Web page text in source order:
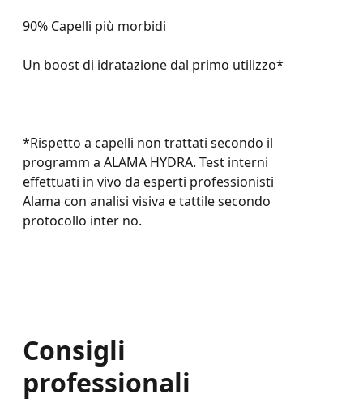
90% Capelli più morbidi
Un boost di idratazione dal primo utilizzo*
*Rispetto a capelli non trattati secondo il
programm a ALAMA HYDRA. Test interni
effettuati in vivo da esperti professionisti
Alama con analisi visiva e tattile secondo
protocollo inter no.
Consigli
professionali